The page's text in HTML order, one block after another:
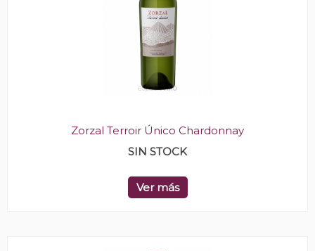
Zorzal Terroir Único Chardonnay
SIN STOCK
Ver más